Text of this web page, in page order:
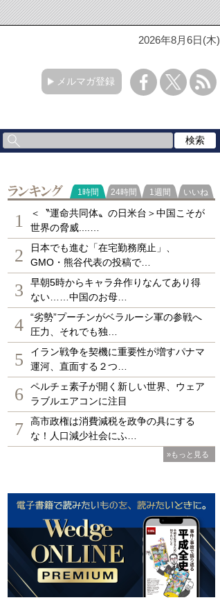
2026年8月6日(木)
メルマガ登録
ランキング
1時間 24時間 1週間 いいね
1
＜〝運命共同体〟の日米台＞中国こそが
世界の脅威....…
2
日本でも進む「在宅勤務廃止」、
GMO・熊谷代表の投稿で…
3
早朝5時からキャラ弁作りなんてあり得
ない……中国のお母…
4
“劣勢”プーチンがベラルーシ軍の参戦へ
圧力、それでも独…
5
イラン戦争を契機に重要性が増すパナマ
運河、直面する２つ…
6
ペルチェ素子が開く新しい世界、ウェア
ラブルエアコンに注目
7
高市政権は消費減税を政争の具にする
な！人口減少社会にふ…
»もっと見る